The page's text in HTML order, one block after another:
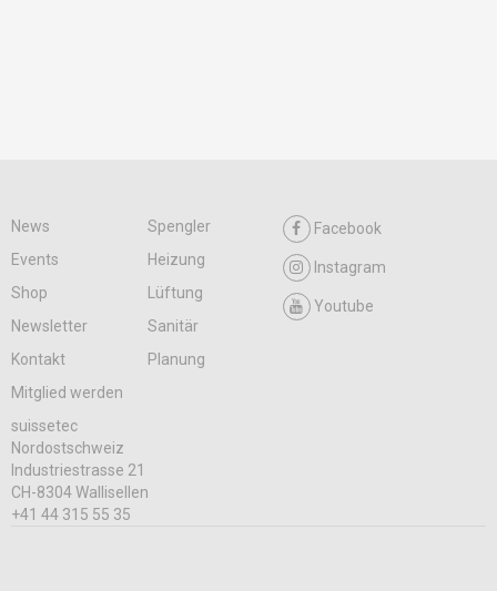
News
Spengler
Events
Heizung
Shop
Lüftung
Newsletter
Sanitär
Kontakt
Planung
Mitglied werden
Facebook
Instagram
Youtube
suissetec
Nordostschweiz
Industriestrasse 21
CH-8304 Wallisellen
+41 44 315 55 35